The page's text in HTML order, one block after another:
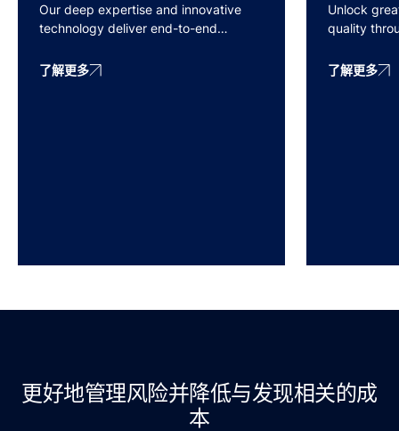
Our deep expertise and innovative
technology deliver end-to-end
effective outcomes.
了解更多
Unlock
quality
blend of AI,
了解更多
更好地管理风险并降低与发现相关的成
本